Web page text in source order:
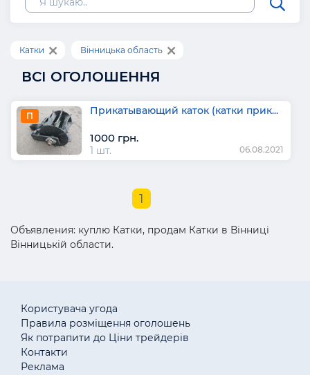
Катки Вінницька область
ВСІ ОГОЛОШЕННЯ
П Прикатывающий каток (катки прик...
1000 грн.
1 шт. 06.08.2021
1
Объявления: куплю Катки, продам Катки в Вінниці
Вінницькій области.
Користувача угода
Правила розміщення оголошень
Як потрапити до Ціни трейдерів
Контакти
Реклама